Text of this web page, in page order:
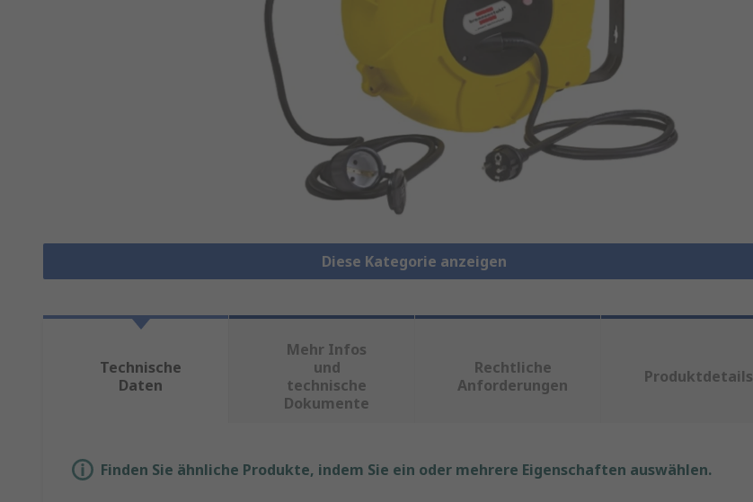
Diese Kategorie anzeigen
Technische
Daten
Mehr Infos
und
technische
Dokumente
Rechtliche
Anforderungen
Produktdetails
Finden Sie ähnliche Produkte, indem Sie ein oder mehrere Eigenschaften auswählen.